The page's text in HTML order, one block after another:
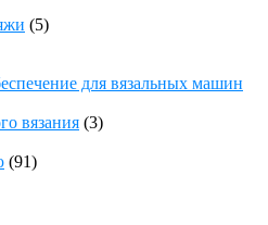
(5)
для вязальных машин
вязания (3)
(91)